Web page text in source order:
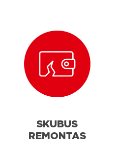
SKUBUS
REMONTAS